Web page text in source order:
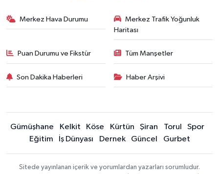
Merkez Hava Durumu
Merkez Trafik Yoğunluk
Haritası
Puan Durumu ve Fikstür Tüm Manşetler
Son Dakika Haberleri Haber Arşivi
Gümüşhane Kelkit Köse Kürtün Şiran Torul
Spor
Eğitim
İş Dünyası Dernek Güncel Gurbet
Sitede yayınlanan içerik ve yorumlardan yazarları sorumludur.